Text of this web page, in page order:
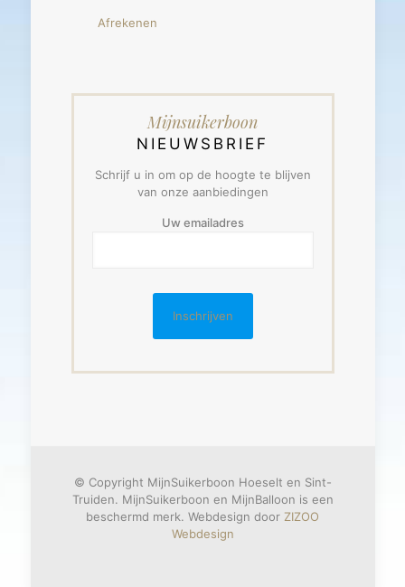
Afrekenen
Mijnsuikerboon
NIEUWSBRIEF
Schrijf u in om op de hoogte te blijven
van onze aanbiedingen
Uw emailadres
© Copyright MijnSuikerboon Hoeselt en Sint-
Truiden. MijnSuikerboon en MijnBalloon is een
beschermd merk. Webdesign door ZIZOO
Webdesign